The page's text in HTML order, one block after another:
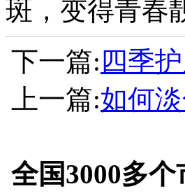
斑，变得青春
下一篇: 四季
上一篇:如何
全国3000多个